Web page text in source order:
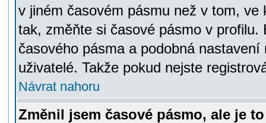
v jiném časovém pásmu než v tom,
tak, změňte si časové pásmo v
časového pásma a podobná
uživatelé. Takže pokud nejste
Návrat nahoru
Změnil jsem časové pásmo, ale je